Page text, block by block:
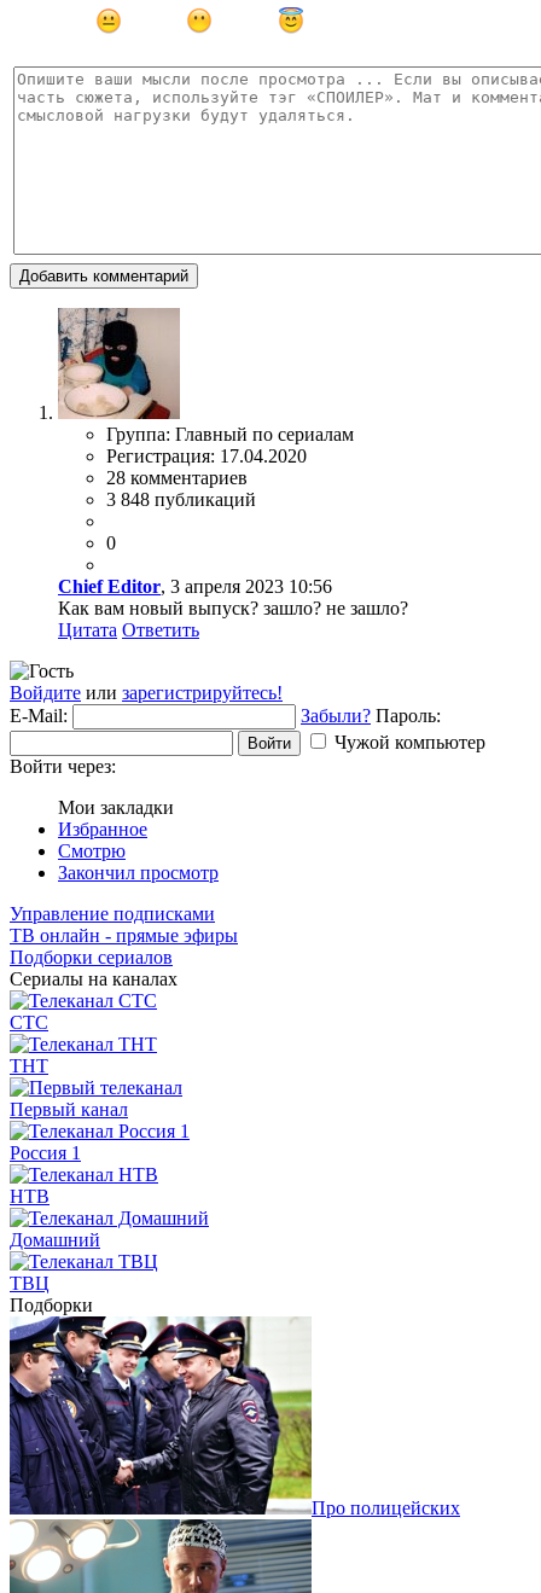
Добавить комментарий
Группа: Главный по сериалам
Регистрация: 17.04.2020
28 комментариев
3 848 публикаций
0
Chief Editor, 3 апреля 2023 10:56
Как вам новый выпуск? зашло? не зашло?
Цитата Ответить
Войдите или зарегистрируйтесь!
E-Mail:
Забыли? Пароль:
Войти
Чужой компьютер
Войти через:
Мои закладки
Избранное
Смотрю
Закончил просмотр
Управление подписками
ТВ онлайн - прямые эфиры
Подборки сериалов
Сериалы на каналах
СТС
ТНТ
Первый канал
Россия 1
НТВ
Домашний
ТВЦ
Подборки
Про полицейских